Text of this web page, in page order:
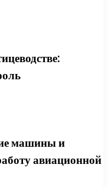
машины и
авиационной